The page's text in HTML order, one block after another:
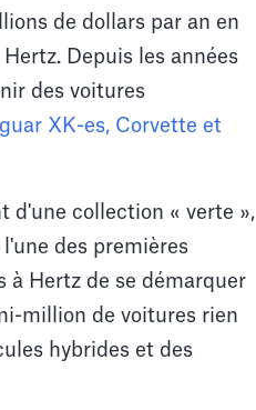
de dollars par an en
Depuis les années
des voitures
XK-es, Corvette et
d'une collection « verte »,
des premières
à Hertz de se démarquer
million de voitures rien
hybrides et des